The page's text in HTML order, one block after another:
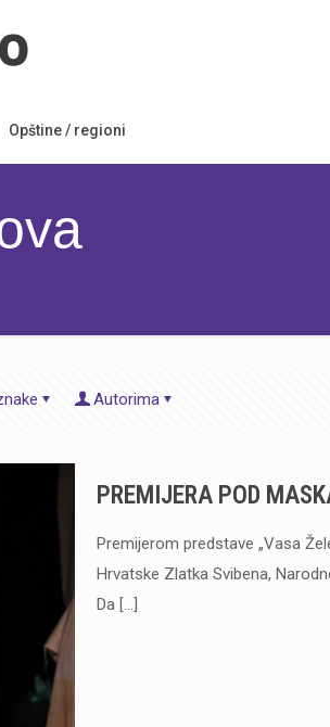
Opštine / regioni
Autorima
PREMIJERA POD
Premijerom predstave „Vasa
Hrvatske Zlatka Svibena,
Da[…]